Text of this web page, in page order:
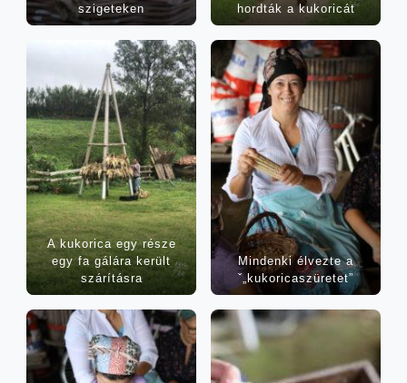
szigeteken
hord­ták a kukoricát
A kuko­ri­ca egy része
egy fa gálá­ra került
szárításra
Min­den­ki élvez­te a
ˇ„kukoricaszüretet”